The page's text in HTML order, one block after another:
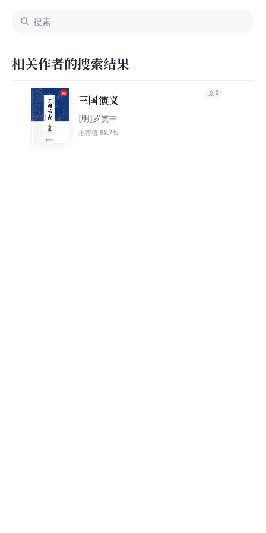
相关作者的搜索结果
三国演义
[明]罗贯中
推荐值 88.7%
2